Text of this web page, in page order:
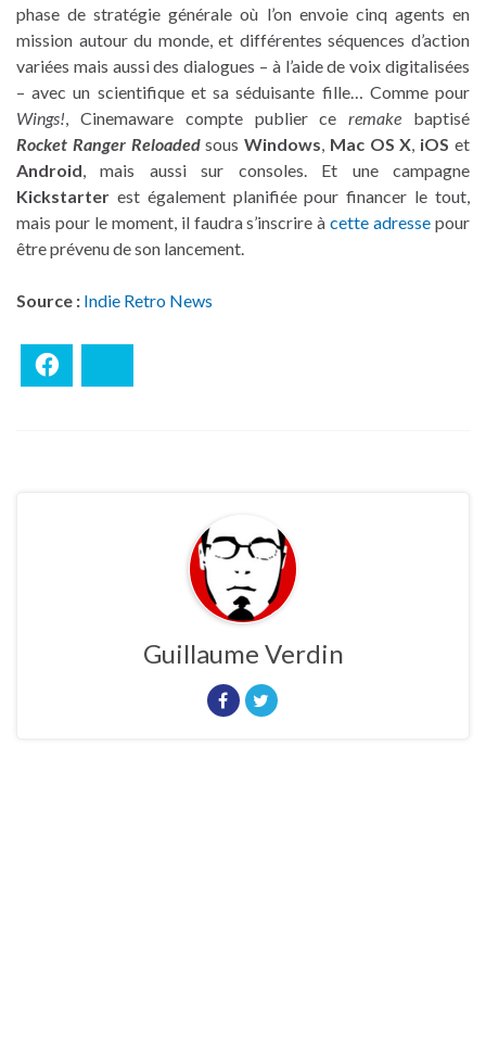
phase de stratégie générale où l’on envoie cinq agents en
mission autour du monde, et différentes séquences d’action
variées mais aussi des dialogues – à l’aide de voix digitalisées
– avec un scientifique et sa séduisante fille… Comme pour
Wings!, Cinemaware compte publier ceremake baptisé
Rocket Ranger ReloadedsousWindows, Mac OS X, iOS et
Android, mais aussi sur consoles. Et une campagne
Kickstarter est également planifiée pour financer le tout,
mais pour le moment, il faudra s’inscrire àcette adresse pour
être prévenu de son lancement.
Source : Indie Retro News
Guillaume Verdin